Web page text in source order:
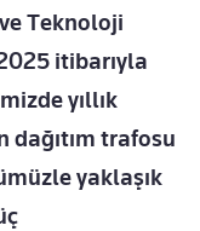
Teknoloji
itibarıyla
yıllık
trafosu
yaklaşık